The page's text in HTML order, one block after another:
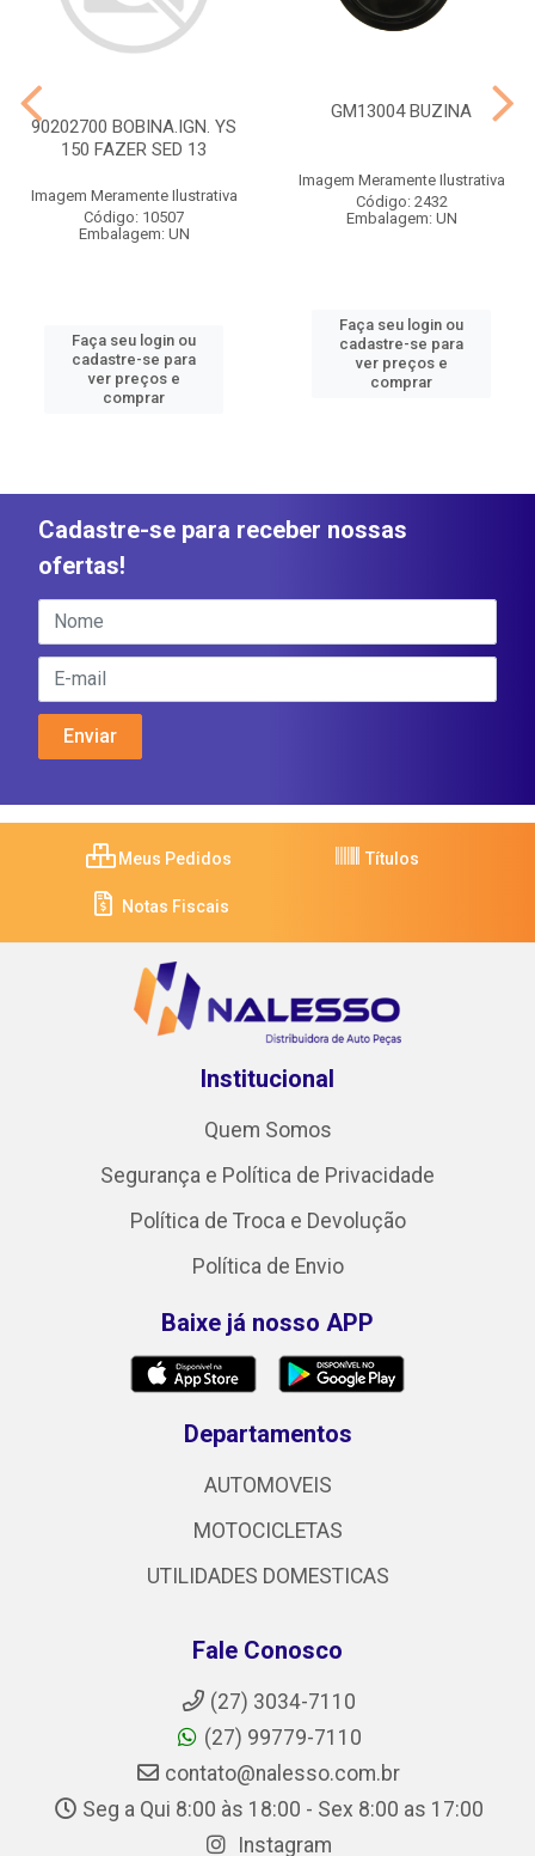
90202700 BOBINA.IGN. YS
150 FAZER SED 13
Imagem Meramente Ilustrativa
Código: 10507
Embalagem: UN
Faça seu login ou
cadastre-se para
ver preços e
comprar
GM13004 BUZINA
Imagem Meramente Ilustrativa
Código: 2432
Embalagem: UN
Faça seu login ou
cadastre-se para
ver preços e
comprar
Cadastre-se para receber nossas
ofertas!
Meus Pedidos Títulos
Notas Fiscais
Institucional
Quem Somos
Segurança e Política de Privacidade
Política de Troca e Devolução
Política de Envio
Baixe já nosso APP
Departamentos
AUTOMOVEIS
MOTOCICLETAS
UTILIDADES DOMESTICAS
Fale Conosco
(27) 3034-7110
(27) 99779-7110
contato@nalesso.com.br
Seg a Qui 8:00 às 18:00 - Sex 8:00 as 17:00
Instagram